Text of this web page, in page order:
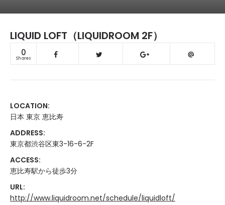
LIQUID LOFT（LIQUIDROOM 2F）
0
Shares
LOCATION:
日本 東京 恵比寿
ADDRESS:
東京都渋谷区東3-16-6-2F
ACCESS:
恵比寿駅から徒歩3分
URL:
http://www.liquidroom.net/schedule/liquidloft/